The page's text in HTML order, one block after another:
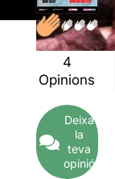
4
Opinions
Deixa
la
teva
opinió